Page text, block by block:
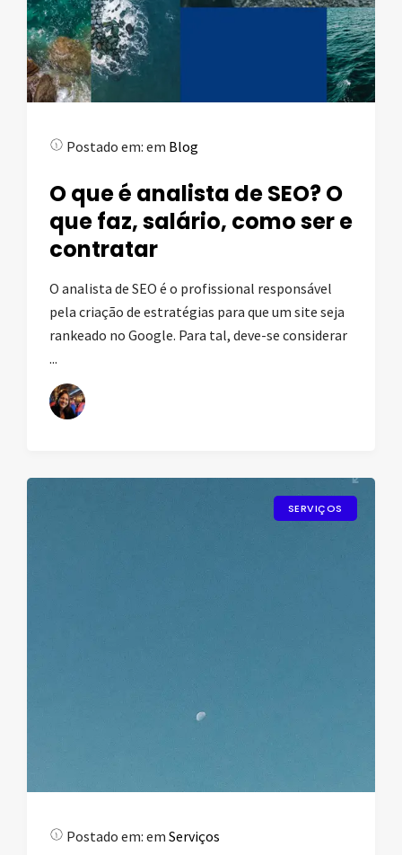
Postado em: em Blog
O que é analista de SEO? O
que faz, salário, como ser e
contratar
O analista de SEO é o profissional responsável
pela criação de estratégias para que um site seja
rankeado no Google. Para tal, deve-se considerar
...
SERVIÇOS
Postado em: em Serviços